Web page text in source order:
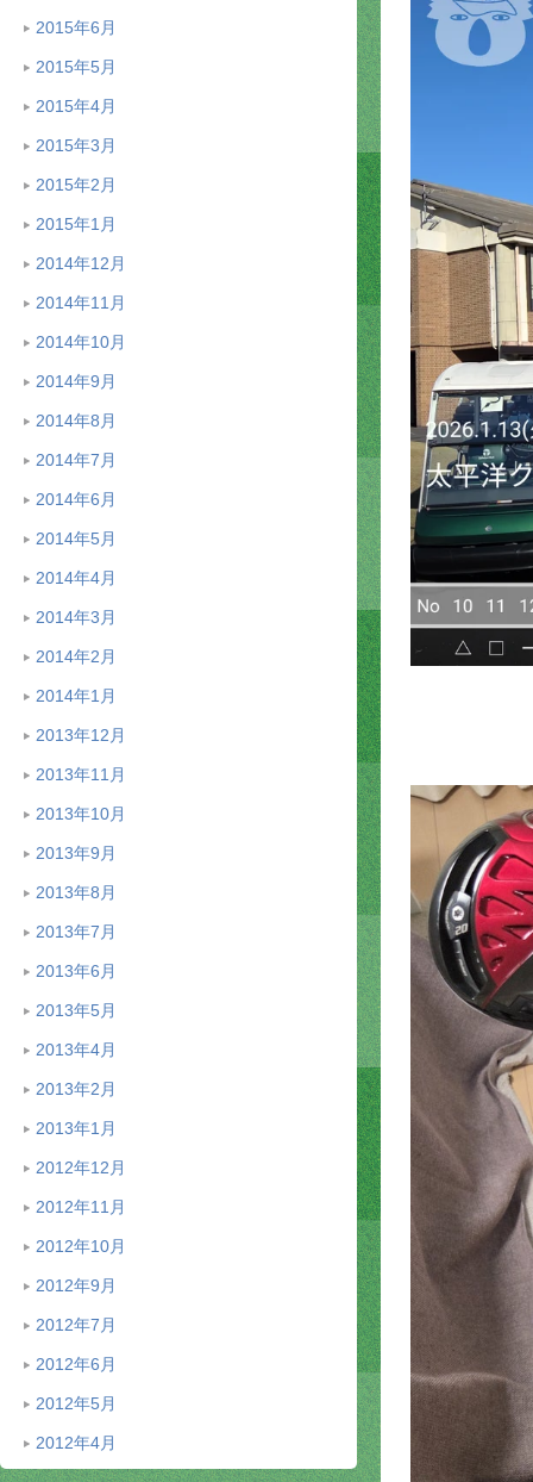
2015年6月
2015年5月
2015年4月
2015年3月
2015年2月
2015年1月
2014年12月
2014年11月
2014年10月
2014年9月
2014年8月
2014年7月
2014年6月
2014年5月
2014年4月
2014年3月
2014年2月
2014年1月
2013年12月
2013年11月
2013年10月
2013年9月
2013年8月
2013年7月
2013年6月
2013年5月
2013年4月
2013年2月
2013年1月
2012年12月
2012年11月
2012年10月
2012年9月
2012年7月
2012年6月
2012年5月
2012年4月